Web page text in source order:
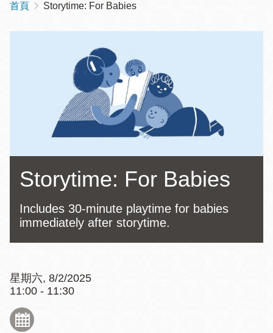
導
航
首頁 Storytime: For Babies
Storytime: For Babies
Includes 30-minute playtime for babies
immediately after storytime.
星期六, 8/2/2025
11:00 - 11:30